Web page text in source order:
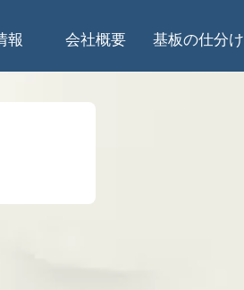
報 会社概要 基板の仕分け